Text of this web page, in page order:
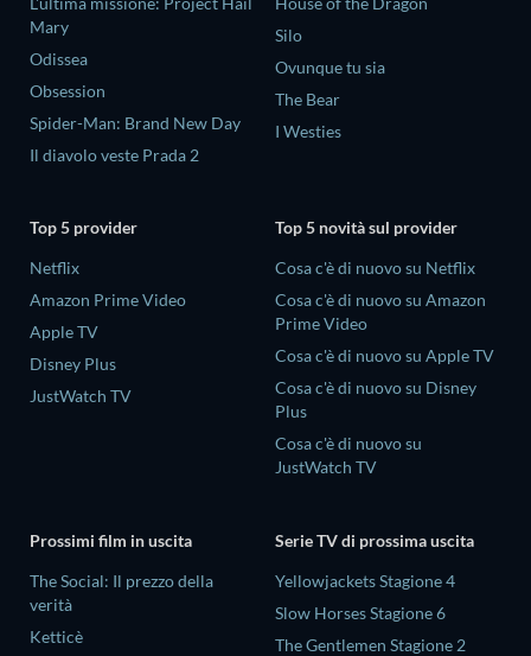
Mary
Odissea
Obsession
Spider-Man: Brand New Day
Il diavolo veste Prada 2
Silo
Ovunque tu sia
The Bear
I Westies
Top 5 provider
Netflix
Amazon Prime Video
Apple TV
Disney Plus
JustWatch TV
Top 5 novità sul provider
Cosa c'è di nuovo su Netflix
Cosa c'è di nuovo su Amazon
Prime Video
Cosa c'è di nuovo su Apple TV
Cosa c'è di nuovo su Disney
Plus
Cosa c'è di nuovo su
JustWatch TV
Prossimi film in uscita
The Social: Il prezzo della
verità
Ketticè
Serie TV di prossima uscita
Yellowjackets Stagione 4
Slow Horses Stagione 6
The Gentlemen Stagione 2